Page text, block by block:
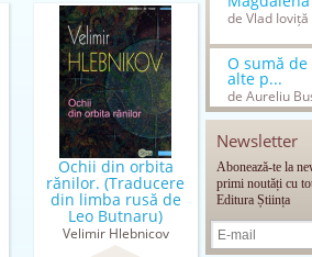
Ochii din orbita
rănilor. (Traducere
din limba rusă de
Leo Butnaru)
Velimir Hlebnicov
de Vlad Ioviță
O sumă
alte p...
de Aureliu
Newsletter
Abonează-te la
primi noutăți cu
Editura Știința